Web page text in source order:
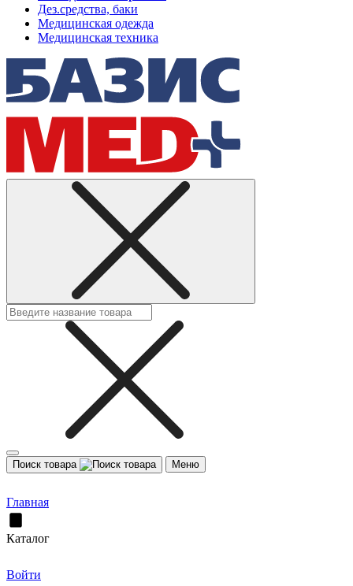
Дез.средства, баки
Медицинская одежда
Медицинская техника
Поиск товара Меню
Главная
Каталог
Войти